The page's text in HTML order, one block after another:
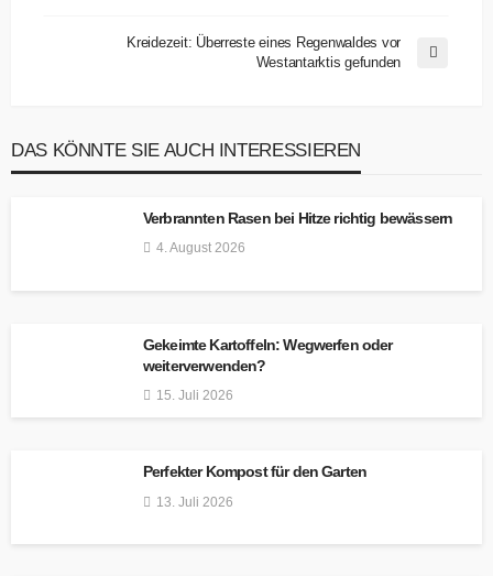
Kreidezeit: Überreste eines Regenwaldes vor
Westantarktis gefunden
DAS KÖNNTE SIE AUCH INTERESSIEREN
Verbrannten Rasen bei Hitze richtig bewässern
4. August 2026
Gekeimte Kartoffeln: Wegwerfen oder
weiterverwenden?
15. Juli 2026
Perfekter Kompost für den Garten
13. Juli 2026